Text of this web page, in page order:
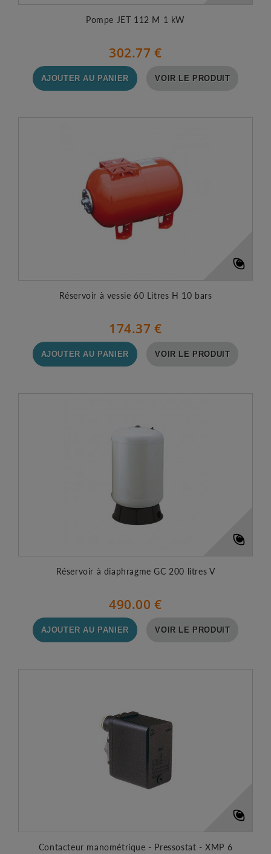
Pompe JET 112 M 1 kW
302.77 €
AJOUTER AU PANIER VOIR LE PRODUIT
Réservoir à vessie 60 Litres H 10 bars
174.37 €
AJOUTER AU PANIER VOIR LE PRODUIT
Réservoir à diaphragme GC 200 litres V
490.00 €
AJOUTER AU PANIER VOIR LE PRODUIT
Contacteur manométrique - Pressostat - XMP 6